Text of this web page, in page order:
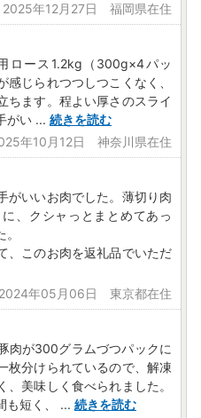
2025年12月27日 福岡県在住
ロース1.2kg（300g×4パッ
じられつつしつこくなく、
ちます。程よい厚さのスライ
がい ... 続きを読む
年10月12日 神奈川県在住
がいいお肉でした。薄切り肉
、クシャっとまとめてあっ
、このお肉を返礼品でいただ
2024年05月06日 東京都在住
肉が300グラムづつパックに
枚分けられているので、解凍
美味しく食べられました。
短く、
... 続きを読む